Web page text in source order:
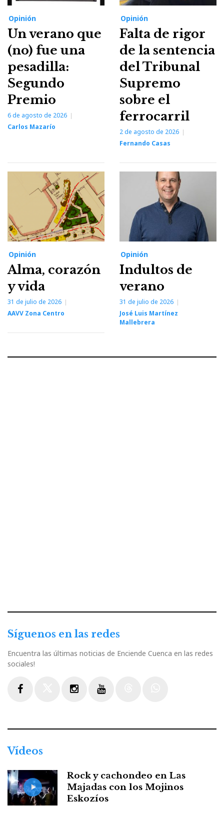
Opinión
Un verano que
(no) fue una
pesadilla:
Segundo
Premio
6 de agosto de 2026
Carlos Mazarío
Opinión
Falta de rigor
de la sentencia
del Tribunal
Supremo
sobre el
ferrocarril
2 de agosto de 2026
Fernando Casas
Opinión
Alma, corazón
y vida
31 de julio de 2026
AAVV Zona Centro
Opinión
Indultos de
verano
31 de julio de 2026
José Luis Martínez
Mallebrera
Síguenos en las redes
Encuentra las últimas noticias de Enciende Cuenca en las redes
sociales!
Vídeos
Rock y cachondeo en Las
Majadas con los Mojinos
Eskozíos